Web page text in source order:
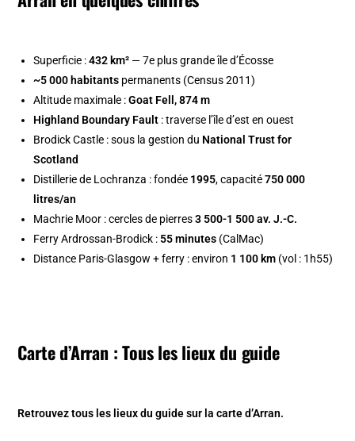
Superficie :432 km² — 7e plus grande île d’Écosse
~5 000 habitants permanents (Census 2011)
Altitude maximale :Goat Fell, 874 m
Highland Boundary Fault : traverse l’île d’est en ouest
Brodick Castle : sous la gestion du National Trust for
Scotland
Distillerie de Lochranza : fondée 1995, capacité750 000
litres/an
Machrie Moor : cercles de pierres3 500-1 500 av. J.-C.
Ferry Ardrossan-Brodick : 55 minutes (CalMac)
Distance Paris-Glasgow + ferry : environ 1 100 km (vol : 1h55)
Carte d’Arran : Tous les lieux du guide
Retrouvez tous les lieux du guide sur la carte d’Arran.